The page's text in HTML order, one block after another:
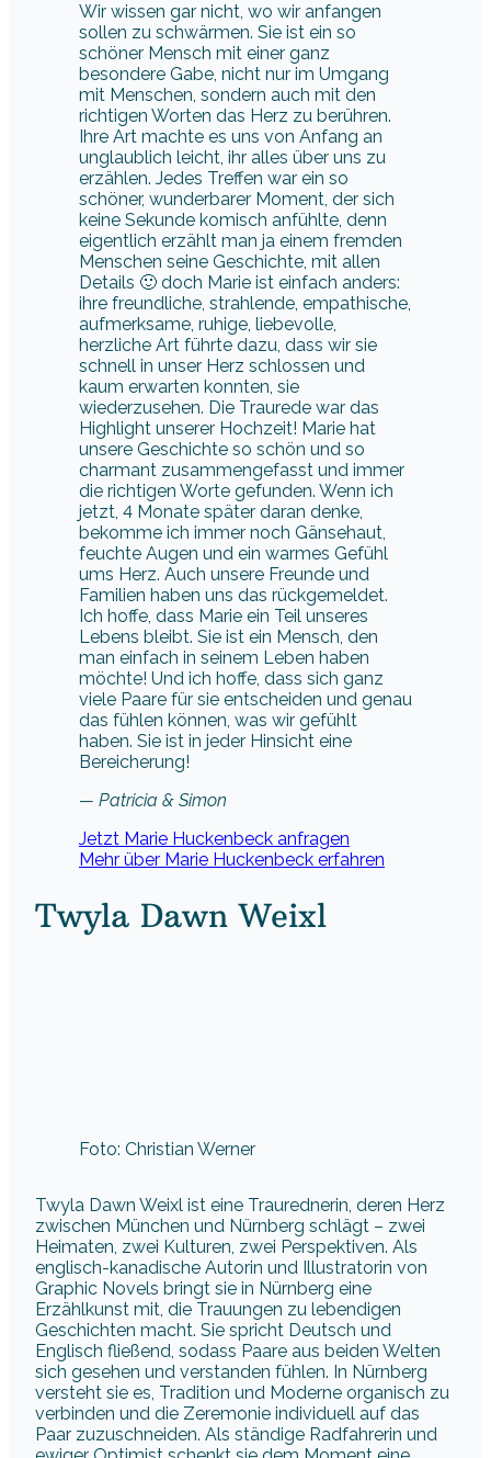
Wir wissen gar nicht, wo wir anfangen
sollen zu schwärmen. Sie ist ein so
schöner Mensch mit einer ganz
besondere Gabe, nicht nur im Umgang
mit Menschen, sondern auch mit den
richtigen Worten das Herz zu berühren.
Ihre Art machte es uns von Anfang an
unglaublich leicht, ihr alles über uns zu
erzählen. Jedes Treffen war ein so
schöner, wunderbarer Moment, der sich
keine Sekunde komisch anfühlte, denn
eigentlich erzählt man ja einem fremden
Menschen seine Geschichte, mit allen
Details 🙂 doch Marie ist einfach anders:
ihre freundliche, strahlende, empathische,
aufmerksame, ruhige, liebevolle,
herzliche Art führte dazu, dass wir sie
schnell in unser Herz schlossen und
kaum erwarten konnten, sie
wiederzusehen. Die Traurede war das
Highlight unserer Hochzeit! Marie hat
unsere Geschichte so schön und so
charmant zusammengefasst und immer
die richtigen Worte gefunden. Wenn ich
jetzt, 4 Monate später daran denke,
bekomme ich immer noch Gänsehaut,
feuchte Augen und ein warmes Gefühl
ums Herz. Auch unsere Freunde und
Familien haben uns das rückgemeldet.
Ich hoffe, dass Marie ein Teil unseres
Lebens bleibt. Sie ist ein Mensch, den
man einfach in seinem Leben haben
möchte! Und ich hoffe, dass sich ganz
viele Paare für sie entscheiden und genau
das fühlen können, was wir gefühlt
haben. Sie ist in jeder Hinsicht eine
Bereicherung!
— Patricia & Simon
Jetzt Marie Huckenbeck anfragen
Mehr über Marie Huckenbeck erfahren
Twyla Dawn Weixl
Foto: Christian Werner
Twyla Dawn Weixl ist eine Traurednerin, deren Herz
zwischen München und Nürnberg schlägt – zwei
Heimaten, zwei Kulturen, zwei Perspektiven. Als
englisch-kanadische Autorin und Illustratorin von
Graphic Novels bringt sie in Nürnberg eine
Erzählkunst mit, die Trauungen zu lebendigen
Geschichten macht. Sie spricht Deutsch und
Englisch fließend, sodass Paare aus beiden Welten
sich gesehen und verstanden fühlen. In Nürnberg
versteht sie es, Tradition und Moderne organisch zu
verbinden und die Zeremonie individuell auf das
Paar zuzuschneiden. Als ständige Radfahrerin und